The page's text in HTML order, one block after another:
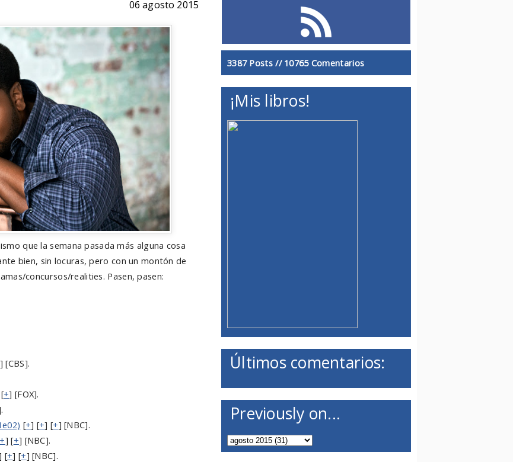
06 agosto 2015
que la semana pasada más alguna cosa
bien, sin locuras, pero con un montón de
concursos/realities. Pasen, pasen:
] [CBS].
+] [FOX].
[+] [+] [+] [NBC].
+] [+] [NBC].
[+] [+] [NBC].
3387 Posts // 10765 Comentarios
¡Mis libros!
Últimos comentarios:
Previously on...